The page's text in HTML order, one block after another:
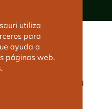
utiliza
para
ayuda a
páginas web.
LEGAL
Aviso legal
Política de privacidad